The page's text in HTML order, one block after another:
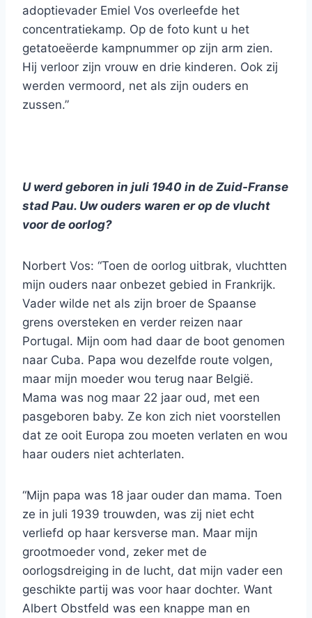
adoptievader Emiel Vos overleefde het
concentratiekamp. Op de foto kunt u het
getatoeëerde kampnummer op zijn arm zien.
Hij verloor zijn vrouw en drie kinderen. Ook zij
werden vermoord, net als zijn ouders en
zussen.”
U werd geboren in juli 1940 in de Zuid-Franse
stad Pau. Uw ouders waren er op de vlucht
voor de oorlog?
Norbert Vos: “Toen de oorlog uitbrak, vluchtten
mijn ouders naar onbezet gebied in Frankrijk.
Vader wilde net als zijn broer de Spaanse
grens oversteken en verder reizen naar
Portugal. Mijn oom had daar de boot genomen
naar Cuba. Papa wou dezelfde route volgen,
maar mijn moeder wou terug naar België.
Mama was nog maar 22 jaar oud, met een
pasgeboren baby. Ze kon zich niet voorstellen
dat ze ooit Europa zou moeten verlaten en wou
haar ouders niet achterlaten.
“Mijn papa was 18 jaar ouder dan mama. Toen
ze in juli 1939 trouwden, was zij niet echt
verliefd op haar kersverse man. Maar mijn
grootmoeder vond, zeker met de
oorlogsdreiging in de lucht, dat mijn vader een
geschikte partij was voor haar dochter. Want
Albert Obstfeld was een knappe man en